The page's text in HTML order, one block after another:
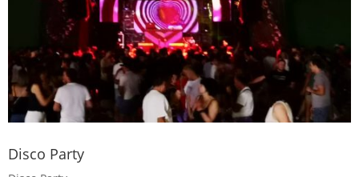
Disco Party